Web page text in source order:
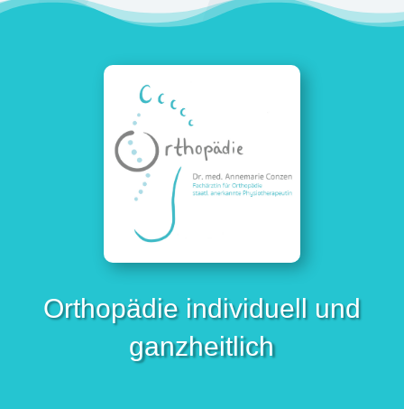
Orthopädie individuell und
ganzheitlich